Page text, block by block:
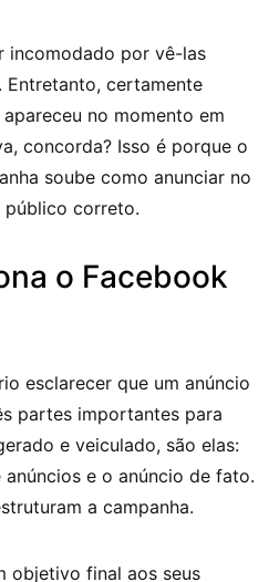
incomodado por vê-las
Entretanto, certamente
no momento em
concorda? Isso é porque o
soube como anunciar no
público correto.
o Facebook
esclarecer que um anúncio
partes importantes para
e veiculado, são elas:
e o anúncio de fato.
a campanha.
objetivo final aos seus